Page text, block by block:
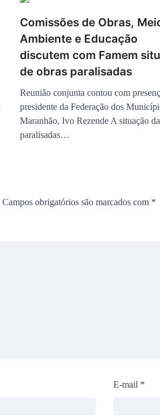
Comissões de Obras,
Ambiente e Educação
discutem com Famem
de obras paralisadas
Reunião conjunta contou com
presidente da Federação dos
Maranhão, Ivo Rezende A situação
paralisadas…
Campos obrigatórios são marcados com *
E-mail *